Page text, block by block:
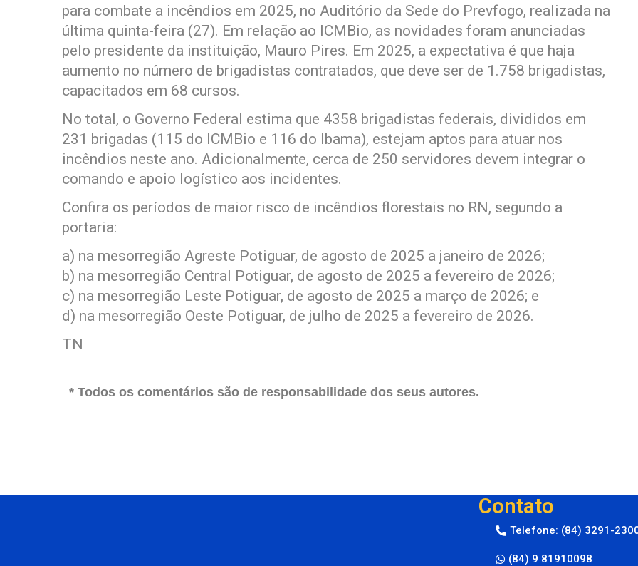
para combate a incêndios em 2025, no Auditório da Sede do Prevfogo, realizada na
última quinta-feira (27). Em relação ao ICMBio, as novidades foram anunciadas
pelo presidente da instituição, Mauro Pires. Em 2025, a expectativa é que haja
aumento no número de brigadistas contratados, que deve ser de 1.758 brigadistas,
capacitados em 68 cursos.
No total, o Governo Federal estima que 4358 brigadistas federais, divididos em
231 brigadas (115 do ICMBio e 116 do Ibama), estejam aptos para atuar nos
incêndios neste ano. Adicionalmente, cerca de 250 servidores devem integrar o
comando e apoio logístico aos incidentes.
Confira os períodos de maior risco de incêndios florestais no RN, segundo a
portaria:
a) na mesorregião Agreste Potiguar, de agosto de 2025 a janeiro de 2026;
b) na mesorregião Central Potiguar, de agosto de 2025 a fevereiro de 2026;
c) na mesorregião Leste Potiguar, de agosto de 2025 a março de 2026; e
d) na mesorregião Oeste Potiguar, de julho de 2025 a fevereiro de 2026.
TN
* Todos os comentários são de responsabilidade dos seus autores.
Contato
Telefone: (84) 3291-
(84) 9 81910098